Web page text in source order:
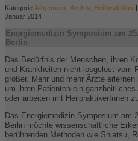
Kategorie Allgemein Archiv Heilpraktiker
Januar 2014
Energiemedizin Symposium am
Berlin
Das Bedürfnis der Menschen, ihren
und Krankheiten nicht losgelöst vom
größer. Mehr und mehr Ärzte erlernen
um ihren Patienten ein
oder arbeiten mit HeilpraktikerInnen
Das Energiemedizin Symposium am
Berlin möchte wissenschaftliche
berührenden Methoden wie Shiatsu,